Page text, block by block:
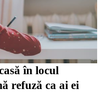
în locul
refuză ca ai ei